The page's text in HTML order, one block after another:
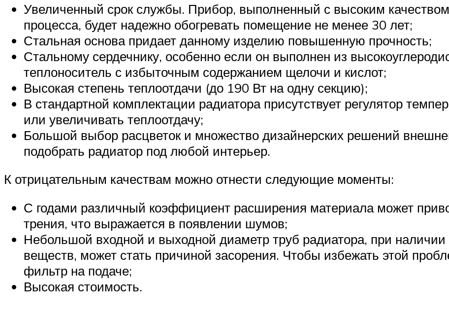
Увеличенный срок службы. Прибор, выполненный с высоким качеством
процесса, будет надежно обогревать помещение не менее 30 лет;
Стальная основа придает данному изделию повышенную прочность;
Стальному сердечнику, особенно если он выполнен из
теплоноситель с избыточным содержанием щелочи и кислот;
Высокая степень теплоотдачи (до 190 Вт на одну секцию);
В стандартной комплектации радиатора присутствует регулятор
или увеличивать теплоотдачу;
Большой выбор расцветок и множество дизайнерских решений
подобрать радиатор под любой интерьер.
К отрицательным качествам можно отнести следующие моменты:
С годами различный коэффициент расширения материала может
трения, что выражается в появлении шумов;
Небольшой входной и выходной диаметр труб радиатора, при наличии
веществ, может стать причиной засорения. Чтобы избежать этой
фильтр на подаче;
Высокая стоимость.